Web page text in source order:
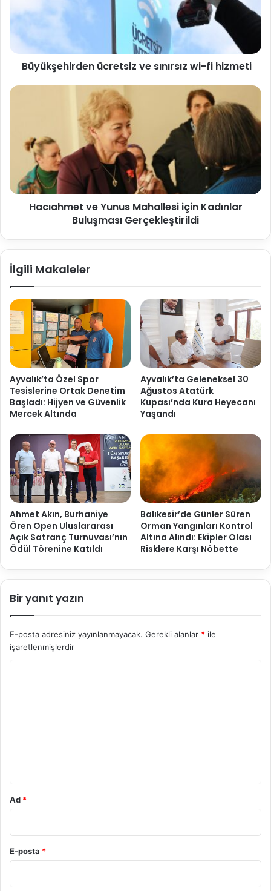
Büyükşehirden ücretsiz ve sınırsız wi-fi hizmeti
Hacıahmet ve Yunus Mahallesi için Kadınlar
Buluşması Gerçekleştirildi
İlgili Makaleler
Ayvalık’ta Özel Spor
Tesislerine Ortak Denetim
Başladı: Hijyen ve Güvenlik
Mercek Altında
Ayvalık’ta Geleneksel 30
Ağustos Atatürk
Kupası’nda Kura Heyecanı
Yaşandı
Ahmet Akın, Burhaniye
Ören Open Uluslararası
Açık Satranç Turnuvası’nın
Ödül Törenine Katıldı
Balıkesir’de Günler Süren
Orman Yangınları Kontrol
Altına Alındı: Ekipler Olası
Risklere Karşı Nöbette
Bir yanıt yazın
E-posta adresiniz yayınlanmayacak. Gerekli alanlar * ile
işaretlenmişlerdir
Ad *
E-posta *